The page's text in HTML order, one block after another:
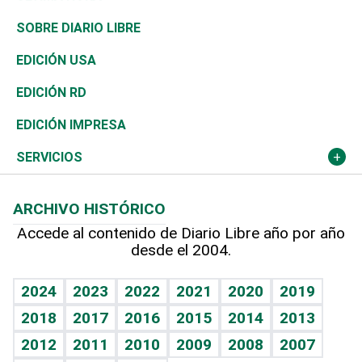
José Boquete
Reportajes
Asia
África
Ocenanía
Caribe
Resto del mundo
Consumo
Vivienda
Telecom.
Global y variable
Economía personal
Belleza
Buena Vida
Sociales
Novedades
Podcast Arte Libre
Hablando con el pediatra
Vida y familia
Eñe
Celebrando la vida
Golf
Ciclismo
Tenis
Olimpismo
Más deportes
TBT Deportivo
De buena tinta
En Directo
El Espía
Noticiero Poteleche
Columnistas
Más firmas
Clima
Tecnología
Historia
Martes de tecnología
Cambio climático
Mundo
Economía
Revista
Deportes
Opinión
Hecho en casa
Guía del dinero
SOBRE DIARIO LIBRE
EDICIÓN USA
EDICIÓN RD
EDICIÓN IMPRESA
SERVICIOS
Cumpleaños
Horóscopos
Crucigramas
ARCHIVO HISTÓRICO
Accede al contenido de Diario Libre año por año
desde el 2004.
2024 2023 2022 2021 2020
2019
2018
2017 2016 2015 2014
2013
2012
2011 2010 2009 2008 2007